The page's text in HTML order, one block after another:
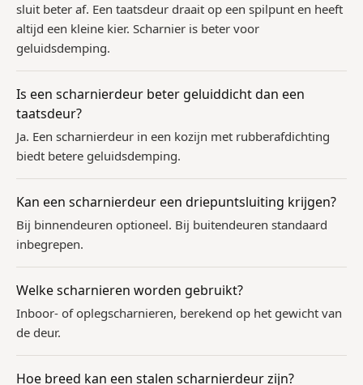
sluit beter af. Een taatsdeur draait op een spilpunt en heeft
altijd een kleine kier. Scharnier is beter voor
geluidsdemping.
Is een scharnierdeur beter geluiddicht dan een
taatsdeur?
Ja. Een scharnierdeur in een kozijn met rubberafdichting
biedt betere geluidsdemping.
Kan een scharnierdeur een driepuntsluiting krijgen?
Bij binnendeuren optioneel. Bij buitendeuren standaard
inbegrepen.
Welke scharnieren worden gebruikt?
Inboor- of oplegscharnieren, berekend op het gewicht van
de deur.
Hoe breed kan een stalen scharnierdeur zijn?